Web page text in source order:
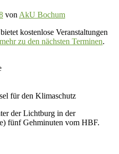
von AkU Bochum
kostenlose Veranstaltungen
zu den nächsten Terminen.
für den Klimaschutz
der Lichtburg in der
fünf Gehminuten vom HBF.